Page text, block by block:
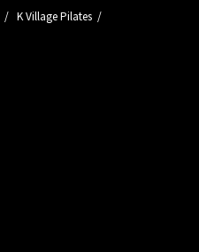
K Village Pilates